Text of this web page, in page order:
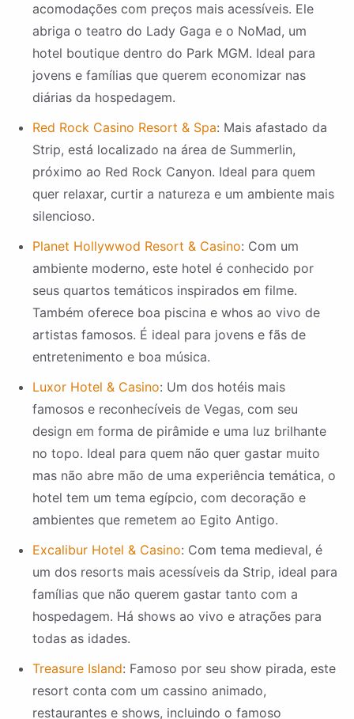
acomodações com preços mais acessíveis. Ele
abriga o teatro do Lady Gaga e o NoMad, um
hotel boutique dentro do Park MGM. Ideal para
jovens e famílias que querem economizar nas
diárias da hospedagem.
Red Rock Casino Resort & Spa: Mais afastado da
Strip, está localizado na área de Summerlin,
próximo ao Red Rock Canyon. Ideal para quem
quer relaxar, curtir a natureza e um ambiente mais
silencioso.
Planet Hollywwod Resort & Casino: Com um
ambiente moderno, este hotel é conhecido por
seus quartos temáticos inspirados em filme.
Também oferece boa piscina e whos ao vivo de
artistas famosos. É ideal para jovens e fãs de
entretenimento e boa música.
Luxor Hotel & Casino: Um dos hotéis mais
famosos e reconhecíveis de Vegas, com seu
design em forma de pirâmide e uma luz brilhante
no topo. Ideal para quem não quer gastar muito
mas não abre mão de uma experiência temática, o
hotel tem um tema egípcio, com decoração e
ambientes que remetem ao Egito Antigo.
Excalibur Hotel & Casino: Com tema medieval, é
um dos resorts mais acessíveis da Strip, ideal para
famílias que não querem gastar tanto com a
hospedagem. Há shows ao vivo e atrações para
todas as idades.
Treasure Island: Famoso por seu show pirada, este
resort conta com um cassino animado,
restaurantes e shows, incluindo o famoso